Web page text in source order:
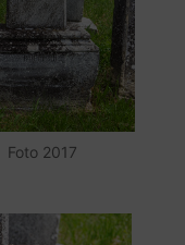
Foto 2017